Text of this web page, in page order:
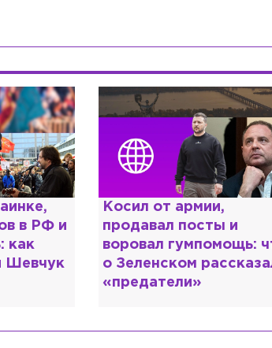
в РФ и
как
Шевчук
Косил от армии,
продавал посты и
воровал гумпомощь:
о Зеленском
«предатели»